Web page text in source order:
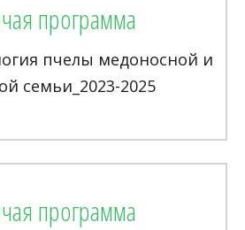
программа
пчелы медоносной и
семьи_2023-2025
программа